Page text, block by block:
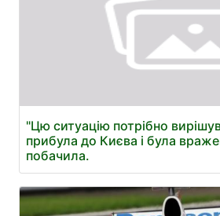
"Цю ситуацію потрібно
прибула до Києва і була
побачила.